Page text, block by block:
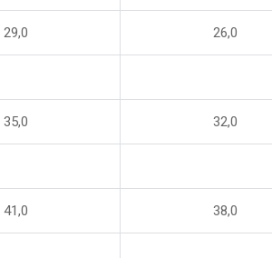
29,0 26,0
35,0 32,0
41,0 38,0